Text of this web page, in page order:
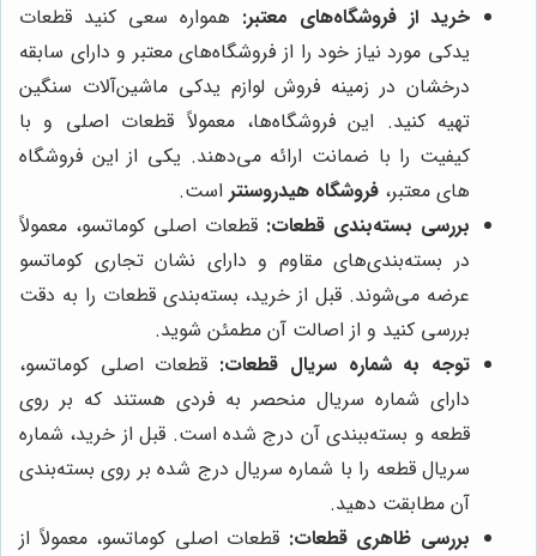
خرید از فروشگاه‌های معتبر: همواره سعی کنید قطعات
یدکی مورد نیاز خود را از فروشگاه‌های معتبر و دارای سابقه
درخشان در زمینه فروش لوازم یدکی ماشین‌آلات سنگین
تهیه کنید. این فروشگاه‌ها، معمولاً قطعات اصلی و با
کیفیت را با ضمانت ارائه می‌دهند. یکی از این فروشگاه
های معتبر، فروشگاه هیدروسنتر است.
بررسی بسته‌بندی قطعات: قطعات اصلی کوماتسو، معمولاً
در بسته‌بندی‌های مقاوم و دارای نشان تجاری کوماتسو
عرضه می‌شوند. قبل از خرید، بسته‌بندی قطعات را به دقت
بررسی کنید و از اصالت آن مطمئن شوید.
توجه به شماره سریال قطعات: قطعات اصلی کوماتسو،
دارای شماره سریال منحصر به فردی هستند که بر روی
قطعه و بسته‌ببندی آن درج شده است. قبل از خرید، شماره
سریال قطعه را با شماره سریال درج شده بر روی بسته‌بندی
آن مطابقت دهید.
بررسی ظاهری قطعات: قطعات اصلی کوماتسو، معمولاً از